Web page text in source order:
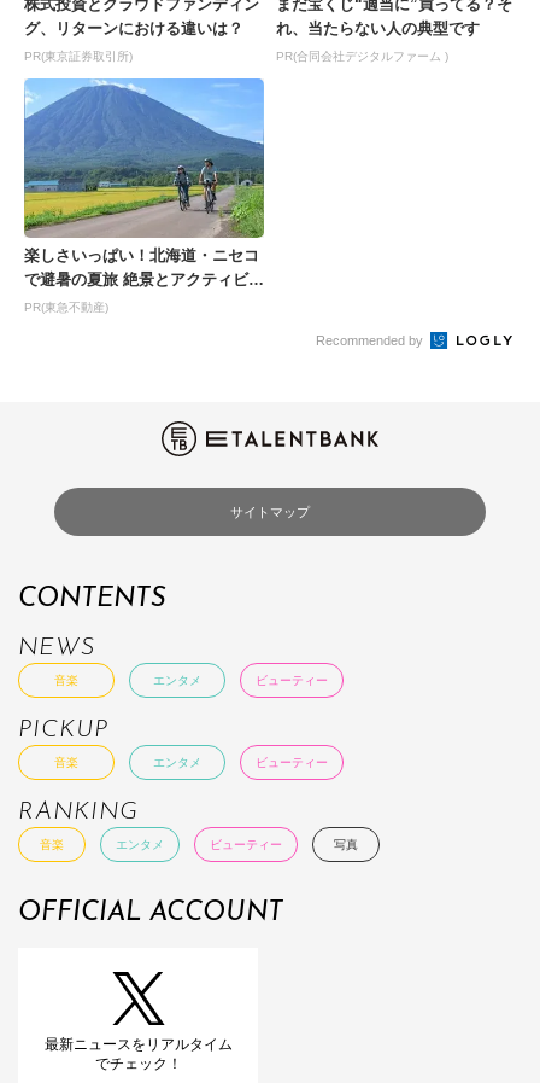
株式投資とクラウドファンディン
グ、リターンにおける違いは？
PR(東京証券取引所)
まだ宝くじ“適当に”買ってる？そ
れ、当たらない人の典型です
PR(合同会社デジタルファーム )
楽しさいっぱい！北海道・ニセコ
で避暑の夏旅 絶景とアクティビテ
ィが揃う「ニセコ東...
PR(東急不動産)
Recommended by
サイトマップ
CONTENTS
NEWS
音楽 エンタメ ビューティー
PICKUP
音楽 エンタメ ビューティー
RANKING
音楽 エンタメ ビューティー 写真
OFFICIAL ACCOUNT
最新ニュースをリアルタイム
でチェック！